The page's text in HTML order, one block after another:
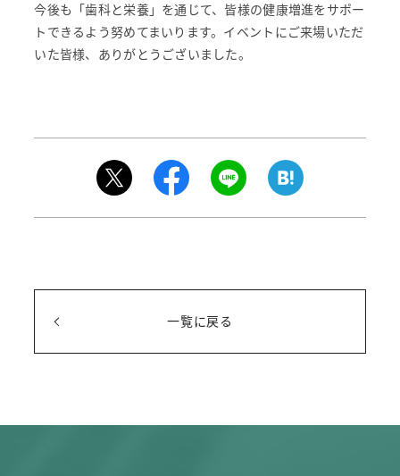
ABOUT US
私たちについて
NEWS
採用情報
今後も「歯科と栄養」を通じて、皆様の健康増進をサポー
トできるよう努めてまいります。イベントにご来場いただ
いた皆様、ありがとうございました。
一覧に戻る